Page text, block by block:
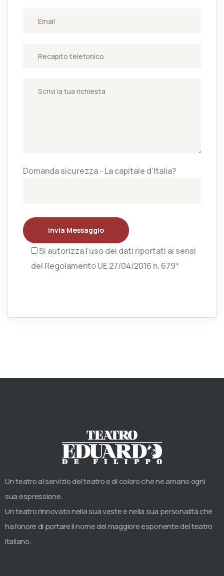
Domanda sicurezza - La capitale d'Italia?
Invia Messaggio
Si autorizza l’uso dei dati riportati ai sensi
del Regolamento UE 27/04/2016 n. 679*
Un teatro al servizio del teatro e di coloro che ne amano ogni
sua espressione.
Un teatro rinnovato nella sua veste e nella sua personalità che
ha l’onore di portare il nome del maggiore esponente del teatro
italiano.